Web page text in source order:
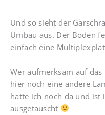
Und so sieht der
Umbau aus. Der Boden
einfach eine
Wer aufmerksam auf
hier noch eine andere
hatte ich noch da und ist
ausgetauscht